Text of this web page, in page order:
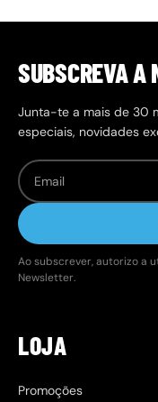
SUBSCREVA A
Junta-te a mais de 30
especiais, novidades
Ao subscrever, autorizo a
Newsletter.
LOJA
Promoções